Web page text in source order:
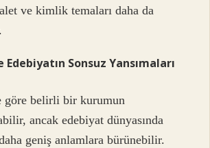
ve kimlik temaları daha da
Edebiyatın Sonsuz Yansımaları
göre belirli bir kurumun
ancak edebiyat dünyasında
geniş anlamlara bürünebilir.